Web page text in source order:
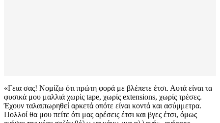
«Γεια σας! Νομίζω ότι πρώτη φορά με βλέπετε έτσι. Αυτά είναι τα
φυσικά μου μαλλιά χωρίς tape, χωρίς extensions, χωρίς τρέσες.
Έχουν ταλαιπωρηθεί αρκετά οπότε είναι κοντά και ασύμμετρα.
Πολλοί θα μου πείτε ότι μας αρέσεις έτσι και βγες έτσι, όμως